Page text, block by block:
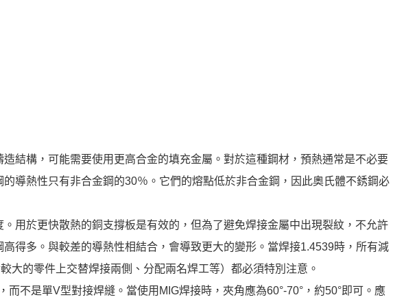
結構，可能需要使用更高合金的填充金屬。對於這種鋼材，預熱通常是不必要
導熱性只有非合金鋼的30％。它們的熔點低於非合金鋼，因此奧氏體不銹鋼必
用於更快散熱的銅支撐板是有效的，但為了避免焊接金屬中出現裂紋，不允許
得多。與較差的導熱性相結合，會導致更大的變形。當焊接1.4539時，所有減
大的零件上交替焊接兩側、分配兩名焊工等）都必須特別注意。
不是單V型對接焊縫。當使用MIG焊接時，夾角應為60°-70°，約50°即可。應